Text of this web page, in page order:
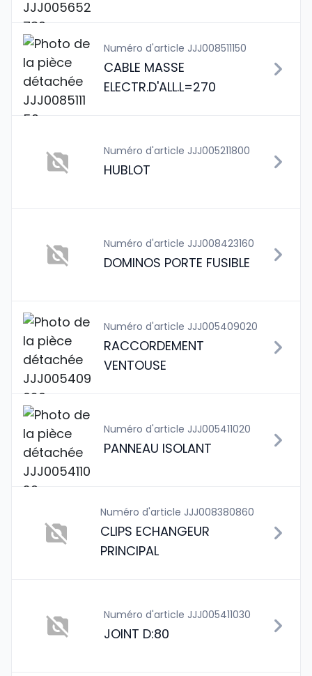
Numéro d'article JJJ008511150
CABLE MASSE
ELECTR.D'ALL.L=270
Numéro d'article JJJ005211800
HUBLOT
Numéro d'article JJJ008423160
DOMINOS PORTE FUSIBLE
Numéro d'article JJJ005409020
RACCORDEMENT
VENTOUSE
Numéro d'article JJJ005411020
PANNEAU ISOLANT
Numéro d'article JJJ008380860
CLIPS ECHANGEUR
PRINCIPAL
Numéro d'article JJJ005411030
JOINT D:80